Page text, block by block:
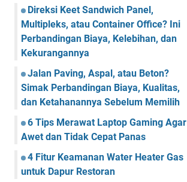
Direksi Keet Sandwich Panel,
Multipleks, atau Container Office? Ini
Perbandingan Biaya, Kelebihan, dan
Kekurangannya
Jalan Paving, Aspal, atau Beton?
Simak Perbandingan Biaya, Kualitas,
dan Ketahanannya Sebelum Memilih
6 Tips Merawat Laptop Gaming Agar
Awet dan Tidak Cepat Panas
4 Fitur Keamanan Water Heater Gas
untuk Dapur Restoran